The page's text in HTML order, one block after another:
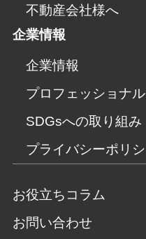
不動産会社様へ
企業情報
企業情報
プロフェッショナ
SDGsへの取り組み
プライバシーポリ
お役立ちコラム
お問い合わせ